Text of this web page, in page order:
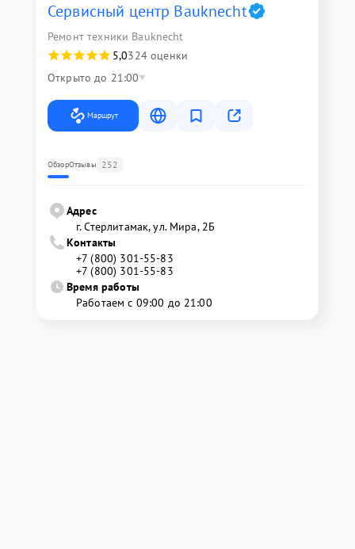
Сервисный центр Bauknecht
Ремонт техники Bauknecht
5,0324 оценки
Открыто до 21:00
Маршрут
ОбзорОтзывы 252
Адрес
г. Стерлитамак, ул. Мира, 2Б
Контакты
+7 (800) 301-55-83
+7 (800) 301-55-83
Время работы
Работаем с 09:00 до 21:00